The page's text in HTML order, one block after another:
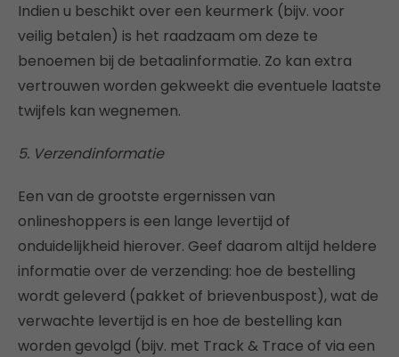
Indien u beschikt over een keurmerk (bijv. voor
veilig betalen) is het raadzaam om deze te
benoemen bij de betaalinformatie. Zo kan extra
vertrouwen worden gekweekt die eventuele laatste
twijfels kan wegnemen.
5. Verzendinformatie
Een van de grootste ergernissen van
onlineshoppers is een lange levertijd of
onduidelijkheid hierover. Geef daarom altijd heldere
informatie over de verzending: hoe de bestelling
wordt geleverd (pakket of brievenbuspost), wat de
verwachte levertijd is en hoe de bestelling kan
worden gevolgd (bijv. met Track & Trace of via een